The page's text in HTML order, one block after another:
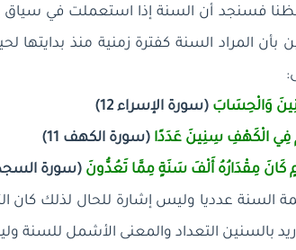
فسنجد أن السنة إذا استعملت في سياق
بأن المراد السنة كفترة زمنية منذ بدايتها
وَالْحِسَابَ (سورة الإسراء 12)
فِي الْكَهْفِ سِنِينَ عَدَدًا (سورة الكهف 11)
كَانَ مِقْدَارُهُ أَلْفَ سَنَةٍ مِمَّا تَعُدُّونَ (سورة
السنة عدديا وليس إشارة للحال لذلك كان
أريد بالسنين التعداد والمعنى الأشمل